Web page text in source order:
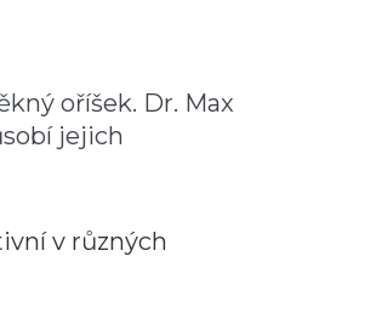
oříšek. Dr. Max
jejich
v různých